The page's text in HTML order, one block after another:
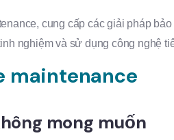
cung cấp các giải pháp
nghiệm và sử dụng công nghệ
maintenance
mong muốn